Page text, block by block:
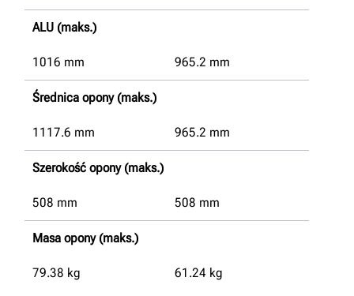
ALU (maks.)
1016 mm 965.2 mm
Średnica opony (maks.)
1117.6 mm 965.2 mm
Szerokość opony (maks.)
508 mm 508 mm
Masa opony (maks.)
79.38 kg 61.24 kg